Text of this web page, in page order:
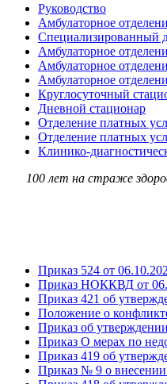
Руководство
Амбулаторное
Специализированный
Амбулаторное
Амбулаторное
Амбулаторное
Круглосуточный
Дневной стационар
Отделение платных
Отделение платных
Клинико-
100 лет на страже
Приказ 524 от
Приказ НОККВД от
Приказ 421 об
Положение о
Приказ об
Приказ О мерах по
Приказ 419 об
Приказ № 9 о